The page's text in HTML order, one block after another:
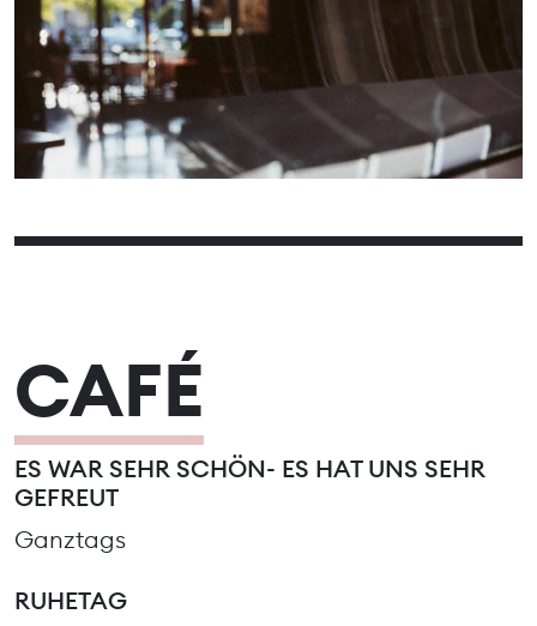
15
16 17 18 19 20
21
22
23 24 25 26 27
28
29
30
CAFÉ
ES WAR SEHR SCHÖN- ES HAT UNS SEHR
GEFREUT
Ganztags
RUHETAG